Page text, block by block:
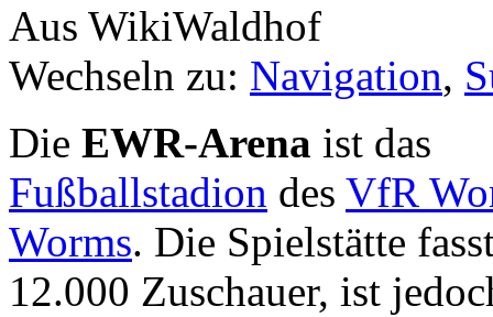
Aus WikiWaldhof
Wechseln zu: Navigation,
Die EWR-Arena ist das
Fußballstadion des VfR
Worms. Die Spielstätte
12.000 Zuschauer, ist